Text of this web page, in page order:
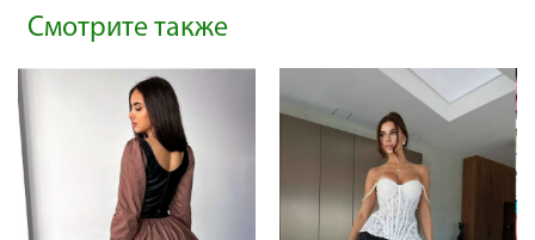
Смотрите также